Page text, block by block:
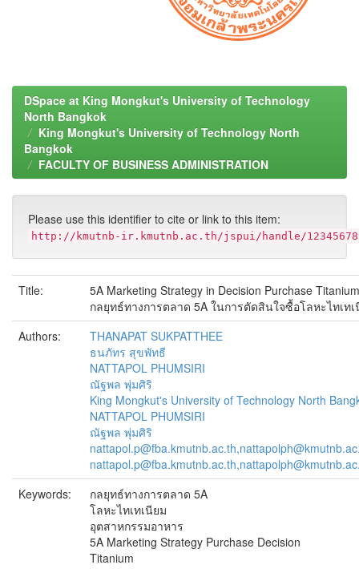
DSpace at King Mongkut's University of Technology
North Bangkok
King Mongkut's University of Technology North
Bangkok
FACULTY OF BUSINESS ADMINISTRATION
Please use this identifier to cite or link to this item:
http://kmutnb-ir.kmutnb.ac.th/jspui/handle/
Title:
5A Marketing Strategy in Decision Purchase
กลยุทธ์ทางการตลาด 5A ในการตัดสินใจซื้อโลหะไทเท
Authors:
THANAPAT SUKPATTHEE
ธนภัทร สุขพัทธี
NATTAPOL PHUMSIRI
ณัฐพล พุ่มศิริ
King Mongkut's University of Technology North
NATTAPOL PHUMSIRI
ณัฐพล พุ่มศิริ
Keywords:
กลยุทธ์ทางการตลาด 5A
โลหะไทเทเนียม
อุตสาหกรรมอาหาร
5A Marketing Strategy Purchase Decision
Titanium